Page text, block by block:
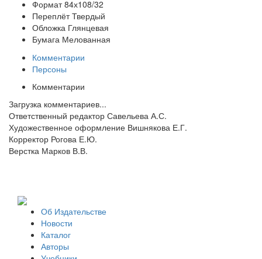
Формат 84х108/32
Переплёт Твердый
Обложка Глянцевая
Бумага Мелованная
Комментарии
Персоны
Комментарии
Загрузка комментариев...
Ответственный редактор Савельева А.С.
Художественное оформление Вишнякова Е.Г.
Корректор Рогова Е.Ю.
Верстка Марков В.В.
Об Издательстве
Новости
Каталог
Авторы